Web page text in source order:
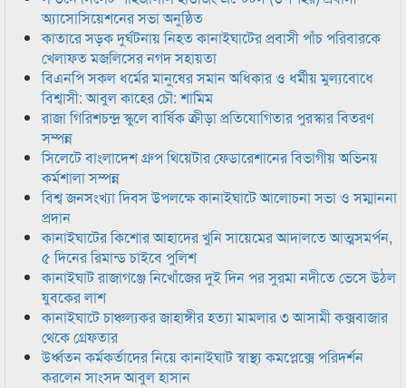
অ্যাসোসিয়েশনের সভা অনুষ্ঠিত
কাতারে সড়ক দুর্ঘটনায় নিহত কানাইঘাটের প্রবাসী পাঁচ পরিবারকে
খেলাফত মজলিসের নগদ সহায়তা
বিএনপি সকল ধর্মের মানুষের সমান অধিকার ও ধর্মীয় মুল্যবোধে
বিশ্বাসী: আবুল কাহের চৌ: শামিম
রাজা গিরিশচন্দ্র স্কুলে বার্ষিক ক্রীড়া প্রতিযোগিতার পুরস্কার বিতরণ
সম্পন্ন
সিলেটে বাংলাদেশ গ্রুপ থিয়েটার ফেডারেশানের বিভাগীয় অভিনয়
কর্মশালা সম্পন্ন
বিশ্ব জনসংখ্যা দিবস উপলক্ষে কানাইঘাটে আলোচনা সভা ও সম্মাননা
প্রদান
কানাইঘাটের কিশোর আহাদের খুনি সায়েমের আদালতে আত্মসমর্পন,
৫ দিনের রিমান্ড চাইবে পুলিশ
কানাইঘাট রাজাগঞ্জে নিখোঁজের দুই দিন পর সুরমা নদীতে ভেসে উঠল
যুবকের লাশ
কানাইঘাটে চাঞ্চল্যকর জাহাঙ্গীর হত্যা মামলার ৩ আসামী কক্সবাজার
থেকে গ্রেফতার
উর্ধ্বতন কর্মকর্তাদের নিয়ে কানাইঘাট স্বাস্থ্য কমপ্লেক্সে পরিদর্শন
করলেন সাংসদ আবুল হাসান